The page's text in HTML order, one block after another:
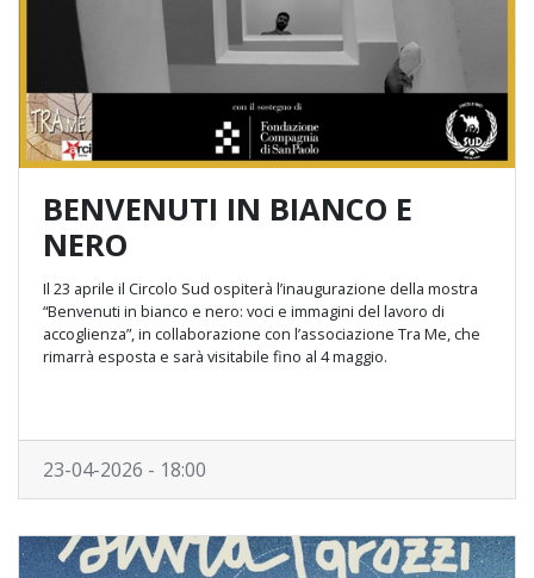
BENVENUTI IN BIANCO E
NERO
Il 23 aprile il Circolo Sud ospiterà l’inaugurazione della mostra
“Benvenuti in bianco e nero: voci e immagini del lavoro di
accoglienza”, in collaborazione con l’associazione Tra Me, che
rimarrà esposta e sarà visitabile fino al 4 maggio.
23-04-2026 - 18:00